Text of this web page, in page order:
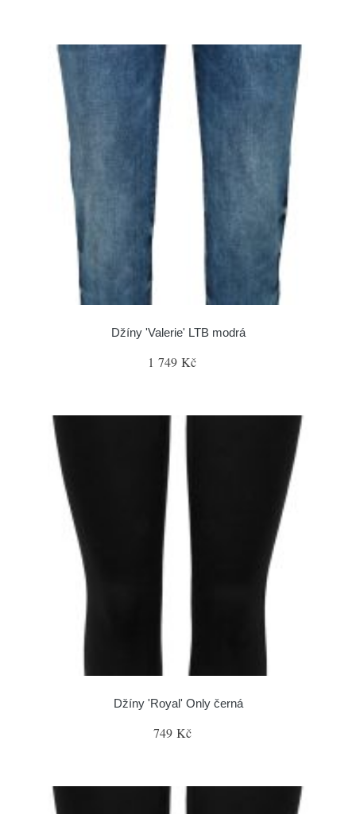
Džíny 'Valerie' LTB modrá
1 749 Kč
Džíny 'Royal' Only černá
749 Kč